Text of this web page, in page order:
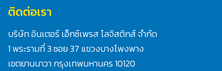
ติดต่อเรา
บริษัท อินเตอร์ เอ็กซ์เพรส โลจิสติกส์ จำกัด
1 พระรามที่ 3 ซอย 37 แขวงบางโพงพาง
เขตยานนาวา กรุงเทพมหานคร 10120